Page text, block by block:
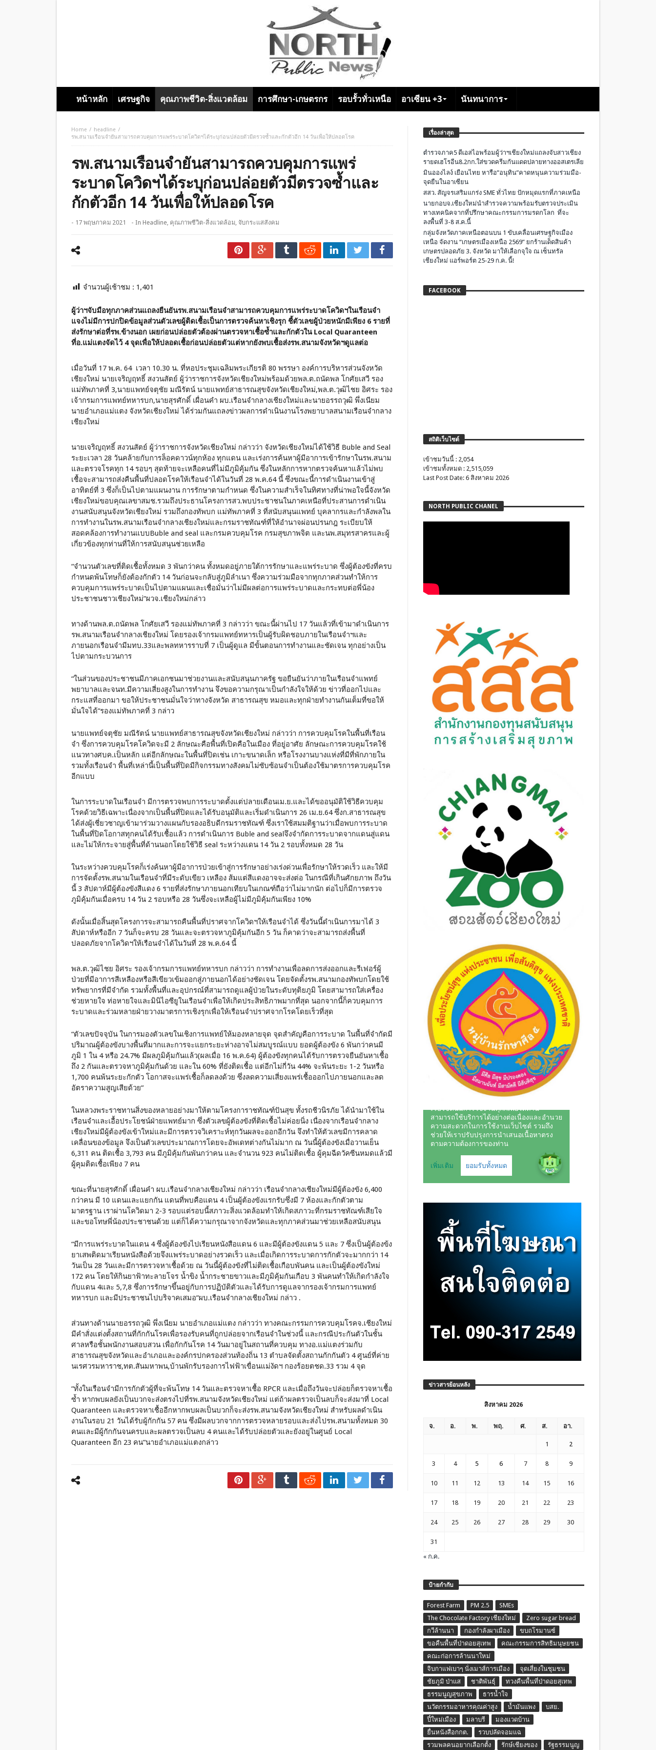
หน้าหลัก เศรษฐกิจ คุณภาพชีวิต-สิ่งแวดล้อม การศึกษา-เกษตรกร รอบรั้วทั่วเหนือ อาเซียน +3 นันทนาการ
Home
headline
รพ.สนามเรือนจำยันสามารถควบคุมการแพร่ระบาดโควิดฯได้ระบุก่อนปล่อยตัวมีตรวจซ้ำและกักตัวอีก 14 วันเพื่อให้ปลอดโรค
รพ.สนามเรือนจำยันสามารถควบคุมการแพร่
ระบาดโควิดฯได้ระบุก่อนปล่อยตัวมีตรวจซ้ำและ
กักตัวอีก 14 วันเพื่อให้ปลอดโรค
- 17 พฤษภาคม 2021 - In Headline, คุณภาพชีวิต-สิ่งแวดล้อม, จับกระแสสังคม
จำนวนผู้เช้าชม : 1,401
ผู้ว่าฯจับมือทุกภาคส่วนแถลงยืนยันรพ.สนามเรือนจำสามารถควบคุมการแพร่ระบาดโควิดฯในเรือนจำ
แจงไม่มีการปกปิดข้อมูลส่วนตัวเลขผู้ติดเชื้อเป็นการตรวจค้นหาเชิงรุก ชี้ตัวเลขผู้ป่วยหนักมีเพียง 6 รายที่
ส่งรักษาต่อที่รพ.ข้างนอก เผยก่อนปล่อยตัวต้องผ่านตรวจหาเชื้อซ้ำและกักตัวใน Local Quaranteen
ที่อ.แม่แตงจัดไว้ 4 จุดเพื่อให้ปลอดเชื้อก่อนปล่อยตัวแต่หากยังพบเชื้อส่งรพ.สนามจังหวัดฯดูแลต่อ
เมื่อวันที่ 17 พ.ค. 64 เวลา 10.30 น. ที่หอประชุมเฉลิมพระเกียรติ 80 พรรษา องค์การบริหารส่วนจังหวัด
เชียงใหม่ นายเจริญฤทธิ์ สงวนสัตย์ ผู้ว่าราชการจังหวัดเชียงใหม่พร้อมด้วยพล.ต.ถนัดพล โกศัยเสวี รอง
แม่ทัพภาคที่ 3,นายแพทย์จตุชัย มณีรัตน์ นายแพทย์สาธารณสุขจังหวัดเชียงใหม่,พล.ต.วุฒิไชย อิศระ รอง
เจ้ากรมการแพทย์ทหารบก,นายสุรศักดิ์ เผื่อนคำ ผบ.เรือนจำกลางเชียงใหม่และนายอรรถวุฒิ พึ่งเนียม
นายอำเภอแม่แตง จังหวัดเชียงใหม่ ได้ร่วมกันแถลงข่าวผลการดำเนินงานโรงพยาบาลสนามเรือนจำกลาง
เชียงใหม่
นายเจริญฤทธิ์ สงวนสัตย์ ผู้ว่าราชการจังหวัดเชียงใหม่ กล่าวว่า จังหวัดเชียงใหม่ได้ใช้วิธี Buble and Seal
ระยะเวลา 28 วันคล้ายกับการล็อคดาวน์ทุกห้อง ทุกแดน และเร่งการค้นหาผู้มีอาการเข้ารักษาในรพ.สนาม
และตรวจโรคทุก 14 รอบๆ สุดท้ายจะเหลือคนที่ไม่มีภูมิคุ้มกัน ซึ่งในหลักการหากตรวจค้นหาแล้วไม่พบ
เชื้อจะสามารถส่งคืนพื้นที่ปลอดโรคให้เรือนจำได้ในวันที่ 28 พ.ค.64 นี้ ซึ่งขณะนี้การดำเนินงานเข้าสู่
อาทิตย์ที่ 3 ซึ่งก็เป็นไปตามแผนงาน การรักษาตามกำหนด ซึ่งในความสำเร็จในทิศทางที่น่าพอใจนี้จังหวัด
เชียงใหม่ขอบคุณเลขาสมช.รวมถึงประธานโครงการสว.พบประชาชนในภาคเหนือที่ประสานการดำเนิน
งานสนับสนุนจังหวัดเชียงใหม่ รวมถึงกองทัพบก แม่ทัพภาคที่ 3 ที่สนับสนุนแพทย์ บุคลากรและกำลังพลใน
การทำงานในรพ.สนามเรือนจำกลางเชียงใหม่และกรมราชทัณฑ์ที่ให้อำนาจผ่อนปรนกฎ ระเบียบให้
สอดคล้องการทำงานแบบBuble and seal และกรมควบคุมโรค กรมสุขภาพจิต และนพ.สมุทรสาครและผู้
เกี่ยวข้องทุกท่านที่ให้การสนับสนุนช่วยเหลือ
“จำนวนตัวเลขที่ติดเชื้อทั้งหมด 3 พันกว่าคน ทั้งหมดอยู่ภายใต้การรักษาและแพร่ระบาด ซึ่งผู้ต้องขังที่ครบ
กำหนดพ้นโทษก็ยังต้องกักตัว 14 วันก่อนจะกลับสู่ภูมิลำเนา ซึ่งความร่วมมือจากทุกภาคส่วนทำให้การ
ควบคุมการแพร่ระบาดเป็นไปตามแผนและเชื่อมั่นว่าไม่มีผลต่อการแพร่ระบาดและกระทบต่อพี่น้อง
ประชาชนชาวเชียงใหม่”ผวจ.เชียงใหม่กล่าว
ทางด้านพล.ต.ถนัดพล โกศัยเสวี รองแม่ทัพภาคที่ 3 กล่าวว่า ขณะนี้ผ่านไป 17 วันแล้วที่เข้ามาดำเนินการ
รพ.สนามเรือนจำกลางเชียงใหม่ โดยรองเจ้ากรมแพทย์ทหารเป็นผู้รับผิดชอบภายในเรือนจำฯและ
ภายนอกเรือนจำมีมทบ.33และพลทหารราบที่ 7 เป็นผู้ดูแล มีขั้นตอนการทำงานและชัดเจน ทุกอย่างเป็น
ไปตามกระบวนการ
“ในส่วนของประชาชนมีภาคเอกชนมาช่วยงานและสนับสนุนภาครัฐ ขอยืนยันว่าภายในเรือนจำแพทย์
พยาบาลและจนท.มีความเสี่ยงสูงในการทำงาน จึงขอความกรุณาเป็นกำลังใจให้ด้วย ข่าวที่ออกไปและ
กระแสที่ออกมา ขอให้ประชาชนมั่นใจว่าทางจังหวัด สาธารณสุข หมอและทุกฝ่ายทำงานกันเต็มที่ขอให้
มั่นใจได้”รองแม่ทัพภาคที่ 3 กล่าว
นายแพทย์จตุชัย มณีรัตน์ นายแพทย์สาธารณสุขจังหวัดเชียงใหม่ กล่าวว่า การควบคุมโรคในพื้นที่เรือน
จำ ซึ่งการควบคุมโรคโควิดจะมี 2 ลักษณะคือพื้นที่เปิดคือในเมือง ที่อยู่อาศัย ลักษณะการควบคุมโรคใช้
แนวทางศบค.เป็นหลัก แต่อีกลักษณะในพื้นที่ปิดเช่น เกาะขนาดเล็ก หรือโรงงานบางแห่งที่มีที่พักภายใน
รวมทั้งเรือนจำ พื้นที่เหล่านี้เป็นพื้นที่ปิดมีกิจกรรมทางสังคมไม่ซับซ้อนจำเป็นต้องใช้มาตรการควบคุมโรค
อีกแบบ
ในการระบาดในเรือนจำ มีการตรวจพบการระบาดตั้งแต่ปลายเดือนเม.ย.และได้ขออนุมัติใช้วิธีควบคุม
โรคด้วยวิธีเฉพาะเนื่องจากเป็นพื้นที่ปิดและได้รับอนุมัติและเริ่มดำเนินการ 26 เม.ย.64 ซึ่งก.สาธารณสุข
ได้ส่งผู้เชี่ยวชาญเข้ามาร่วมวางแผนกับรองอธิบดีกรมราชทัณฑ์ ซึ่งเราใช้สมมติฐานว่าเมื่อพบการระบาด
ในพื้นที่ปิดโอกาสทุกคนได้รับเชื้อแล้ว การดำเนินการ Buble and sealจึงจำกัดการระบาดจากแดนสู่แดน
และไม่ให้กระจายสู่พื้นที่ด้านนอกโดยใช้วิธี seal ระหว่างแดน 14 วัน 2 รอบทั้งหมด 28 วัน
ในระหว่างควบคุมโรคก็เร่งค้นหาผู้มีอาการป่วยเข้าสู่การรักษาอย่างเร่งด่วนเพื่อรักษาให้รวดเร็ว และให้มี
การจัดตั้งรพ.สนามในเรือนจำที่มีระดับเขียว เหลือง ส้มแต่สีแดงอาจจะส่งต่อ ในกรณีที่เกินศักยภาพ ถึงวัน
นี้ 3 สัปดาห์มีผู้ต้องขังสีแดง 6 รายที่ส่งรักษาภายนอกเทียบในเกณฑ์ถือว่าไม่มากนัก ต่อไปก็มีการตรวจ
ภูมิคุ้มกันเมื่อครบ 14 วัน 2 รอบหรือ 28 วันซึ่งจะเหลือผู้ไม่มีภูมิคุ้มกันเพียง 10%
ดังนั้นเมื่อสิ้นสุดโครงการจะสามารถคืนพื้นที่ปราศจากโควิดฯให้เรือนจำได้ ซึ่งวันนี้ดำเนินการมาได้ 3
สัปดาห์หรืออีก 7 วันก็จะครบ 28 วันและจะตรวจหาภูมิคุ้มกันอีก 5 วัน ก็คาดว่าจะสามารถส่งพื้นที่
ปลอดภัยจากโควิดฯให้เรือนจำได้ในวันที่ 28 พ.ค.64 นี้
พล.ต.วุฒิไชย อิศระ รองเจ้ากรมการแพทย์ทหารบก กล่าวว่า การทำงานเพื่อลดการส่งออกและรีเฟอร์ผู้
ป่วยที่มีอาการสีเหลืองหรือสีเขียวเข้มออกสู่ภายนอกได้อย่างชัดเจน โดยจัดตั้งรพ.สนามกองทัพบกโดยใช้
ทรัพยากรที่มีจำกัด รวมทั้งพื้นที่และอุปกรณ์ที่สามารถดูแลผู้ป่วยในระดับทุติยภูมิ โดยสามารถใส่เครื่อง
ช่วยหายใจ ท่อหายใจและมินิไอซียูในเรือนจำเพื่อให้เกิดประสิทธิภาพมากที่สุด นอกจากนี้ก็ควบคุมการ
ระบาดและร่วมหลายฝ่ายวางมาตรการเชิงรุกเพื่อให้เรือนจำปราศจากโรคโดยเร็วที่สุด
“ตัวเลขปัจจุบัน ในการมองตัวเลขในเชิงการแพทย์ให้มองหลายจุด จุดสำคัญคือการระบาด ในพื้นที่จำกัดมี
ปริมาณผู้ต้องขังบางพื้นที่มากและการจะแยกระยะห่างอาจไม่สมบูรณ์แบบ ยอดผู้ต้องขัง 6 พันกว่าคนมี
ภูมิ 1 ใน 4 หรือ 24.7% มีผลภูมิคุ้มกันแล้ว(ผลเมื่อ 16 พ.ค.64) ผู้ต้องขังทุกคนได้รับการตรวจยืนยันหาเชื้อ
ถึง 2 กันและตรวจหาภูมิคุ้มกันด้วย และใน 60% ที่ยังติดเชื้อ แต่อีกไม่กี่วัน 44% จะพ้นระยะ 1-2 วันหรือ
1,700 คนพ้นระยะกักตัว โอกาสจะแพร่เชื้อก็ลดลงด้วย ซึ่งลดความเสี่ยงแพร่เชื้อออกไปภายนอกและลด
อัตราความสูญเสียด้วย”
ในหลวงพระราชทานสิ่งของหลายอย่างมาให้ตามโครงการาชทัณฑ์ปันสุข ทั้งรถชีวนิรภัย ได้นำมาใช้ใน
เรือนจำและเอื้อประโยชน์ฝ่ายแพทย์มาก ซึ่งตัวเลขผู้ต้องขังที่ติดเชื้อไม่ค่อยนิ่ง เนื่องจากเรือนจำกลาง
เชียงใหม่มีผู้ต้องขังเข้าใหม่และมีการตรวจวิเคราะห์ทุกวันผลจะออกอีกวัน จึงทำให้ตัวเลขมีการคลาด
เคลื่อนของข้อมูล จึงเป็นตัวเลขประมาณการโดยจะอัพเดทต่างกันไม่มาก ณ วันนี้ผู้ต้องขังเมื่อวานเย็น
6,311 คน ติดเชื้อ 3,793 คน มีภูมิคุ้มกันพันกว่าคน และจำนวน 923 คนไม่ติดเชื้อ ผู้คุมฉีดวัคซีนหมดแล้วมี
ผู้คุมติดเชื้อเพียง 7 คน
ขณะที่นายสุรศักดิ์ เผื่อนคำ ผบ.เรือนจำกลางเชียงใหม่ กล่าวว่า เรือนจำกลางเชียงใหม่มีผู้ต้องขัง 6,400
กว่าคน มี 10 แดนและแยกกัน แดนที่พบคือแดน 4 เป็นผู้ต้องขังแรกรับซึ่งมี 7 ห้องและกักตัวตาม
มาตรฐาน เราผ่านโควิดมา 2-3 รอบแต่รอบนี้สภาวะสิ่งแวดล้อมทำให้เกิดสภาวะที่กรมราชทัณฑ์เสียใจ
และขอโทษพี่น้องประชาชนด้วย แต่ก็ได้ความกรุณาจากจังหวัดและทุกภาคส่วนมาช่วยเหลือสนับสนุน
“มีการแพร่ระบาดในแดน 4 ซึ่งผู้ต้องขังไปเรียนหนังสือแดน 6 และมีผู้ต้องขังแดน 5 และ 7 ซึ่งเป็นผู้ต้องข้ง
ยาเสพติดมาเรียนหนังสือด้วยจึงแพร่ระบาดอย่างรวดเร็ว และเมื่อเกิดการระบาดการกักตัวจะมากกว่า 14
วันเป็น 28 วันและมีการตรวจหาเชื้อด้วย ณ วันนี้ผู้ต้องขังที่ไม่ติดเชื้อเกือบพันคน และเป็นผู้ต้องขังใหม่
172 คน โดยให้กินยาฟ้าทะลายโจร น้ำขิง น้ำกระชายขาวและมีภูมิคุ้มกันเกือบ 3 พันคนทำให้เกิดกำลังใจ
กับแดน 4และ 5,7,8 ซึ่งการรักษาขึ้นอยู่กับการปฏิบัติตัวและได้รับการดูแลจากรองเจ้ากรมการแพทย์
ทหารบก และมีประชาชนไปบริจาคเสมอ”ผบ.เรือนจำกลางเชียงใหม่ กล่าว .
ส่วนทางด้านนายอรรถวุฒิ พึ่งเนียม นายอำเภอแม่แตง กล่าวว่า ทางคณะกรรมการควบคุมโรคจ.เชียงใหม่
มีคำสั่งแต่งตั้งสถานที่กักกันโรคเพื่อรองรับคนที่ถูกปล่อยจากเรือนจำในช่วงนี้ และกรณีประกันตัวในชั้น
ศาลหรือชั้นพนักงานสอบสวน เพื่อกักกันโรค 14 วันมาอยู่ในสถานที่ควบคุม ทางอ.แม่แตงร่วมกับ
สาธารณสุขจังหวัดและอำเภอและองค์กรปกครองส่วนท้องถิ่น 13 ตำบลจัดตั้งสถานกักกันตัว 4 ศูนย์ที่ค่าย
นเรศวรมหาราช,ทต.สันมหาพน,บ้านพักรับรองการไฟฟ้าเขื่อนแม่งัดฯ กองร้อยตชด.33 รวม 4 จุด
“ทั้งในเรือนจำมีการกักตัวผู้ที่จะพ้นโทษ 14 วันและตรวจหาเชื้อ RPCR และเมื่อถึงวันจะปล่อยก็ตรวจหาเชื้อ
ซ้ำ หากพบผลยังเป็นบวกจะส่งตรงไปที่รพ.สนามจังหวัดเชียงใหม่ แต่ถ้าผลตรวจเป็นลบก็จะส่งมาที่ Local
Quaranteen และตรวจหาเชื้ออีกหากพบผลเป็นบวกก็จะส่งรพ.สนามจังหวัดเชียงใหม่ สำหรับผลดำเนิน
งานในรอบ 21 วันได้รับผู้กักกัน 57 คน ซึ่งมีผลบวกจากการตรวจหลายรอบและส่งไปรพ.สนามทั้งหมด 30
คนและมีผู้กักกันจนครบและผลตรวจเป็นลบ 4 คนและได้รับปล่อยตัวและยังอยู่ในศูนย์ Local
Quaranteen อีก 23 คน”นายอำเภอแม่แตงกล่าว
เรื่องล่าสุด
ตำรวจภาค5 ดีเอสไอพร้อมผู้ว่าฯเชียงใหม่แถลงจับสาวเชียง
รายดเฮโรอีน8.2กก.ใส่ขวดครีมกันแดดปลายทางออสเตรเลีย
มินอองไลง์ เยือนไทย หารือ”อนุทิน”คาดหนุนความร่วมมือ-
จุดยืนในอาเซียน
สสว. สัญจรเสริมแกร่ง SME ทั่วไทย ปักหมุดแรกที่ภาคเหนือ
นายกอบจ.เชียงใหม่นำสำรวจความพร้อมรับตรวจประเมิน
ทางเทคนิคจากที่ปรึกษาคณะกรรมการมรดกโลก ที่จะ
ลงพื้นที่ 3-8 ส.ค.นี้
กลุ่มจังหวัดภาคเหนือตอนบน 1 ขับเคลื่อนเศรษฐกิจเมือง
เหนือ จัดงาน “เกษตรเมืองเหนือ 2569” ยกร้านเด็ดสินค้า
เกษตรปลอดภัย 3. จังหวัด มาให้เลือกจุใจ ณ เซ็นทรัล
เชียงใหม่ แอร์พอร์ต 25-29 ก.ค. นี้!
FACEBOOK
สถิติเว็บไซต์
เข้าชมวันนี้ : 2,054
เข้าชมทั้งหมด : 2,515,059
Last Post Date: 6 สิงหาคม 2026
NORTH PUBLIC CHANEL
ข่าวสารย้อนหลัง
สิงหาคม 2026
จ. อ. พ. พฤ. ศ. ส. อา.
1 2
3 4 5 6 7 8 9
10 11 12 13 14 15 16
17 18 19 20 21 22 23
24 25 26 27 28 29 30
31
« ก.ค.
ป้ายกำกับ
Forest Farm PM 2.5
SMEs
The Chocolate Factory เชียงใหม่
Zero sugar bread
กวีล้านนา
กองกำลังผาเมือง
ขบถโรมานซ์
ขอคืนพื้นที่ป่าดอยสุเทพ
คณะกรรมการสิทธิมนุษยชน
คณะก่อการล้านนาใหม่
จิบกาแฟเบาๆ นั่งเมาส์การเมือง
จุดเสี่ยงในชุมชน
ชัยภูมิ ป่าแส
ชาติพันธุ์
ทวงคืนพื้นที่ป่าดอยสุเทพ
ธรรมนูญสุขภาพ
ธารน้ำใจ
นวัตกรรมอาหารคุณค่าสูง
น้ำมันแพง
บสย.
ปี๋ใหม่เมือง
มลาบรี
มองแวดบ้าน
ยื่นหนังสือกกต.
รวบปลัดจอมแฉ
รวมพลคนอยากเลือกตั้ง
รักษ์เชียงของ รัฐธรรมนูญ